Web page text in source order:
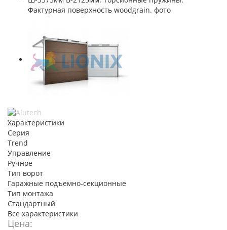
Характеристики
Серия
Trend
Управление
Ручное
Тип ворот
Гаражные подъемно-секционные
Тип монтажа
Стандартный
Все характеристики
Цена: